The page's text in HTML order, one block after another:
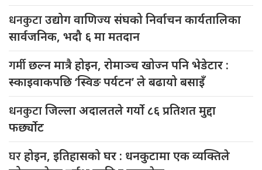
धनकुटाउद्योग वाणिज्य संघको निर्वाचन कार्यतालिका
सार्वजनिक, भदौ ६ मा मतदान
गर्मीछल्न मात्रै होइन, रोमाञ्च खोज्न पनि भेडेटार :
स्काइवाकपछि ‘स्विङ पर्यटन’ ले बढायो बसाइँ
धनकुटाजिल्ला अदालतले गर्यो ८६ प्रतिशत मुद्दा
फर्छ्योट
घरहोइन, इतिहासको घर : धनकुटामा एक व्यक्तिले